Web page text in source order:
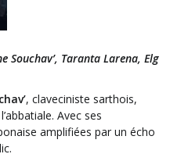
Souchav’, Taranta Larena, Elg
, claveciniste sarthois,
Avec ses
amplifiées par un écho